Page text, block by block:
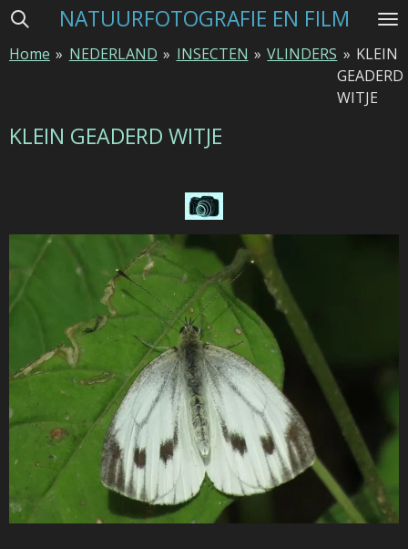
Ga
naar
NATUURFOTOGRAFIE EN FILM
Home » NEDERLAND » INSECTEN » VLINDERS » KLEIN
GEADERD
WITJE
KLEIN GEADERD WITJE